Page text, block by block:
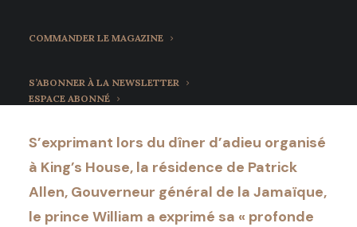
COMMANDER LE MAGAZINE
S’ABONNER À LA NEWSLETTER
ESPACE ABONNÉ
S’exprimant lors du dîner d’adieu organisé
à King’s House, la résidence de Patrick
Allen, Gouverneur général de la Jamaïque,
le prince William a exprimé sa « profonde